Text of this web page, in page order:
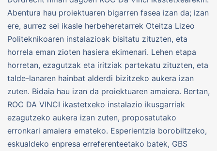
Abentura hau proiektuaren bigarren fasea izan da; izan
ere, aurrez sei ikasle herbeheretarrek Oteitza Lizeo
Politeknikoaren instalazioak bisitatu zituzten, eta
horrela eman zioten hasiera ekimenari. Lehen etapa
horretan, ezagutzak eta iritziak partekatu zituzten, eta
talde-lanaren hainbat alderdi bizitzeko aukera izan
zuten. Bidaia hau izan da proiektuaren amaiera. Bertan,
ROC DA VINCI ikastetxeko instalazio ikusgarriak
ezagutzeko aukera izan zuten, proposatutako
erronkari amaiera emateko. Esperientzia borobiltzeko,
eskualdeko enpresa erreferenteetako batek, GBS